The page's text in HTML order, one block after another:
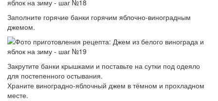
Заполните горячие банки горячим яблочно-виноградным
джемом.
Закрутите банки крышками и поставьте на сутки под одеяло
для постепенного остывания.
Храните виноградно-яблочный джем в тёмном и прохладном
месте.